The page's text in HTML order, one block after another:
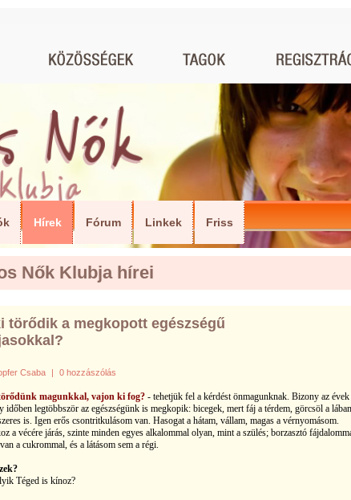
Hírek Fórum Linkek Friss
Nők Klubja hírei
törődik a megkopott egészségű
Csaba | 0 hozzászólás
magunkkal, vajon ki fog? - tehetjük fel a kérdést önmagunknak. Bizony az évek
időben legtöbbször az egészségünk is megkopik: bicegek, mert fáj a térdem, görcsöl a
is. Igen erős csontritkulásom van. Hasogat a hátam, vállam, magas a vérnyomásom.
a vécére járás, szinte minden egyes alkalommal olyan, mint a szülés; borzasztó
a cukrommal, és a látásom sem a régi.
Téged is kínoz?